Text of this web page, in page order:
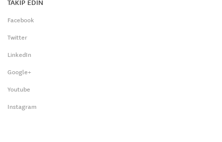
TAKİP EDİN
Facebook
Twitter
LinkedIn
Google+
Youtube
Instagram